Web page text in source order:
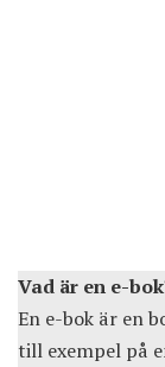
Vad är en e-
En e-bok är en
till exempel på